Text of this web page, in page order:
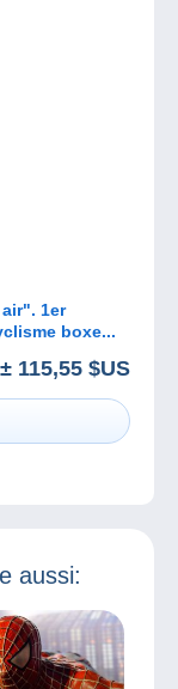
1er
boxe...
± 115,55 $US
aussi: